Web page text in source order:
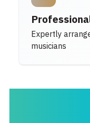
Expertly
musicians